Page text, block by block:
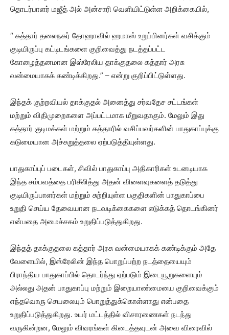
தொடர்பாளர் மஜீத் அல் அன்சாரி வெளியிட்டுள்ள அறிக்கையில்,
“ கத்தார் தலைநகர் தோஹாவில் ஹமாஸ் உறுப்பினர்கள் வசிக்கும்
குடியிருப்பு கட்டிடங்களை குறிவைத்து நடத்தப்பட்ட
கோழைத்தனமான இஸ்ரேலிய தாக்குதலை கத்தார் அரசு
வன்மையாகக் கண்டிக்கிறது.” – என்று குறிப்பிட்டுள்ளது.
இந்தக் குற்றவியல் தாக்குதல் அனைத்து சர்வதேச சட்டங்கள்
மற்றும் விதிமுறைகளை அப்பட்டமாக மீறுவதாகும். மேலும் இது
கத்தார் குடிமக்கள் மற்றும் கத்தாரில் வசிப்பவர்களின் பாதுகாப்புக்கு
கடுமையான அச்சுறுத்தலை ஏற்படுத்தியுள்ளது.
பாதுகாப்புப் படைகள், சிவில் பாதுகாப்பு அதிகாரிகள் உடனடியாக
இந்த சம்பவத்தை பரிசீலித்து அதன் விளைவுகளைத் தடுத்து
குடியிருப்பாளர்கள் மற்றும் சுற்றியுள்ள பகுதிகளின் பாதுகாப்பை
உறுதி செய்ய தேவையான நடவடிக்கைகளை எடுக்கத் தொடங்கினர்
என்பதை அமைச்சகம் உறுதிப்படுத்துகிறது.
இந்தத் தாக்குதலை கத்தார் அரசு வன்மையாகக் கண்டிக்கும் அதே
வேளையில், இஸ்ரேலின் இந்த பொறுப்பற்ற நடத்தையையும்
பிராந்திய பாதுகாப்பில் தொடர்ந்து ஏற்படும் இடையூறுகளையும்
அல்லது அதன் பாதுகாப்பு மற்றும் இறையாண்மையை குறிவைக்கும்
எந்தவொரு செயலையும் பொறுத்துக்கொள்ளாது என்பதை
உறுதிப்படுத்துகிறது. உயர் மட்டத்தில் விசாரணைகள் நடந்து
வருகின்றன, மேலும் விவரங்கள் கிடைத்தவுடன் அவை விரைவில்